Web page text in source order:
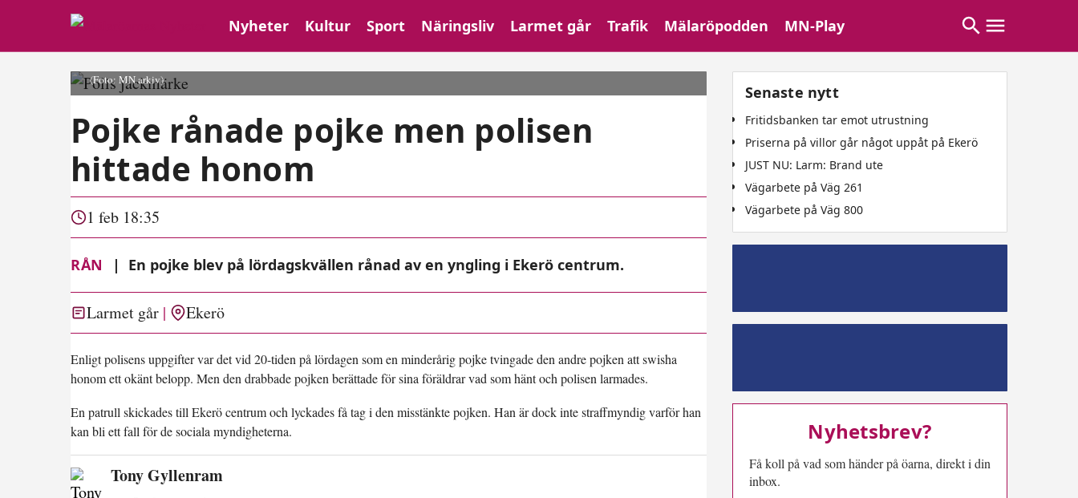
Nyheter Kultur Sport Näringsliv Larmet går Trafik Mälaröpodden MN-Play
(Foto: MN arkiv)
Pojke rånade pojke men polisen
hittade honom
1 feb 18:35
RÅN | En pojke blev på lördagskvällen rånad av en yngling i Ekerö centrum.
Larmet går Ekerö
Enligt polisens uppgifter var det vid 20-tiden på lördagen som en minderårig pojke tvingade den andre pojken att swisha
honom ett okänt belopp. Men den drabbade pojken berättade för sina föräldrar vad som hänt och polisen larmades.
En patrull skickades till Ekerö centrum och lyckades få tag i den misstänkte pojken. Han är dock inte straffmyndig varför han
kan bli ett fall för de sociala myndigheterna.
Tony Gyllenram
Senaste nytt
Fritidsbanken tar emot utrustning
Priserna på villor går något uppåt på Ekerö
JUST NU: Larm: Brand ute
Vägarbete på Väg 261
Vägarbete på Väg 800
Nyhetsbrev?
Få koll på vad som händer på öarna, direkt i din
inbox.